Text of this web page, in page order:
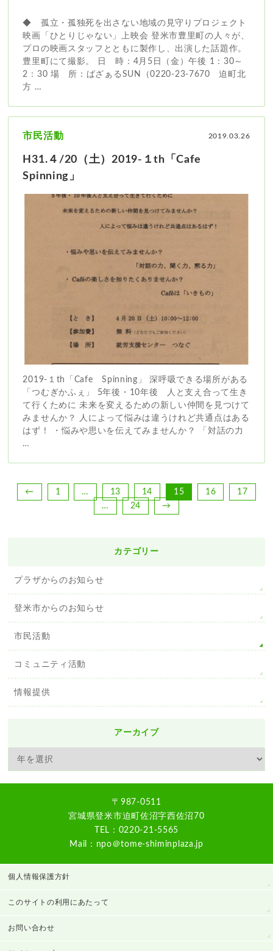
◆ 孤立・孤独死を出さない地域の見守りプロジェクト
映画「ひとりじゃない」上映会 登米市豊里町の人々が、
プロの映画スタッフとともに製作し、出演した話題作。
豊里町にて撮影。 日 時：4月5日（金）午後 1：30～
2：30 場 所：ばざぁるSUN（0220-23-7670 迫町北
方 …
2019.03.26
市民活動
H31.４/20（土）2019-１th「Cafe
Spinning」
2019-１th「Cafe Spinning」 深呼吸できる場所がある
「つむぎかふぇ」 5年後・10年後 人と支え合って生き
て行くために 未来を変えるための新しい仲間を見つけて
みませんか？ 人によって悩みは違うけれど共通点はある
はず！ ・悩みや思いを伝えてみませんか？ 「対話の力
…
← 1 … 13 14 15 16
17
…
24 →
カテゴリー
プラザからのお知らせ
登米市からのお知らせ
市民活動
コミュニティ活動
情報提供
アーカイブ
〒987-0511
宮城県登米市迫町佐沼字西佐沼70
TEL：0220-21-5565
Mail：npo＠tome-shiminplaza.jp
個人情報保護方針
このサイトの利用にあたって
お問い合わせ